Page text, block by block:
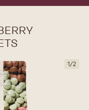
1/2